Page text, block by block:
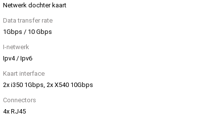
Netwerk dochter kaart
Data transfer rate
1Gbps / 10 Gbps
I-netwerk
Ipv4 / Ipv6
Kaart interface
2x i350 1Gbps, 2x X540 10Gbps
Connectors
4x RJ45